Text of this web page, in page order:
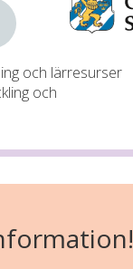
och lärresurser
och